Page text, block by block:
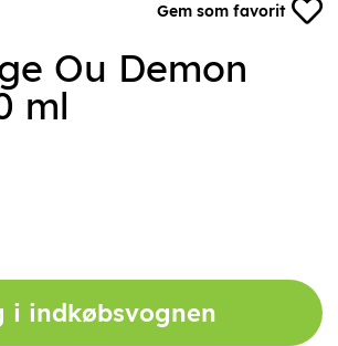
Gem som favorit
Ou Demon
ml
i indkøbsvognen